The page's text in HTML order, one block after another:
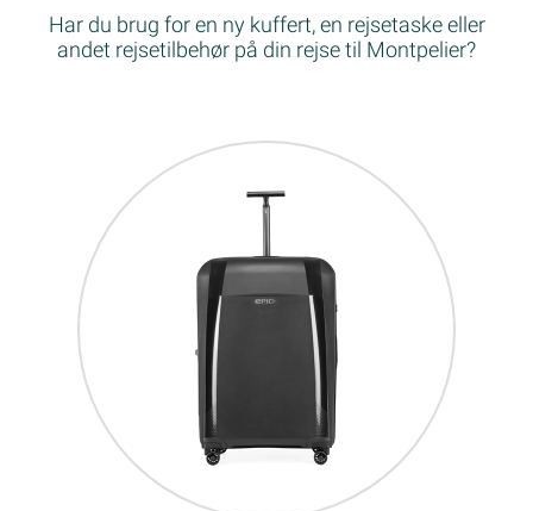
Har du brug for en ny kuffert, en rejsetaske eller
andet rejsetilbehør på din rejse til Montpelier?